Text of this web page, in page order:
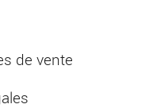
de vente